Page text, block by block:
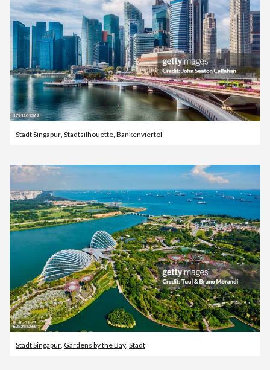
Stadt Singapur Stadtsilhouette Bankenviertel
Stadt Singapur, Gardens by the Bay, Stadt